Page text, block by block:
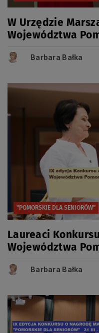
W Urzędzie
Województwa
Seniorów”
Barbara Bałka
"POMORSKIE DLA SENIORÓW"
Laureaci
Województwa
Barbara Bałka